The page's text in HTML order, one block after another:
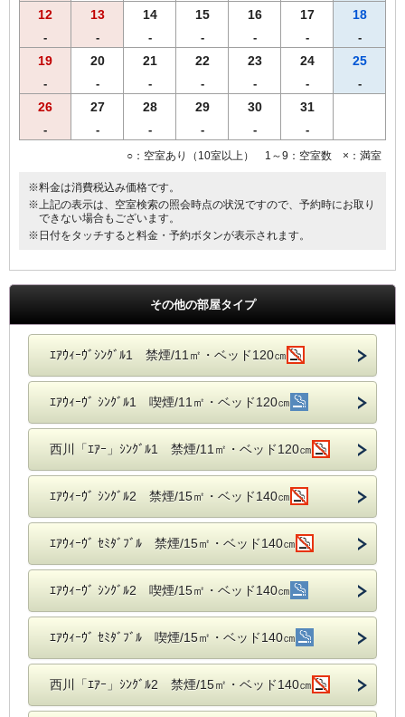
12
-
13
-
14
-
15
-
16
-
17
-
18
-
19
-
20
-
21
-
22
-
23
-
24
-
25
-
26
-
27
-
28
-
29
-
30
-
31
-
○：空室あり（10室以上） 1～9：空室数 ×：満室
※料金は消費税込み価格です。
※上記の表示は、空室検索の照会時点の状況ですので、予約時にお取り
できない場合もございます。
※日付をタッチすると料金・予約ボタンが表示されます。
その他の部屋タイプ
ｴｱｳｨｰｳﾞｼﾝｸﾞﾙ1 禁煙/11㎡・ベッド120㎝
ｴｱｳｨｰｳﾞ ｼﾝｸﾞﾙ1 喫煙/11㎡・ベッド120㎝
西川「ｴｱｰ」ｼﾝｸﾞﾙ1 禁煙/11㎡・ベッド120㎝
ｴｱｳｨｰｳﾞ ｼﾝｸﾞﾙ2 禁煙/15㎡・ベッド140㎝
ｴｱｳｨｰｳﾞ ｾﾐﾀﾞﾌﾞﾙ 禁煙/15㎡・ベッド140㎝
ｴｱｳｨｰｳﾞ ｼﾝｸﾞﾙ2 喫煙/15㎡・ベッド140㎝
ｴｱｳｨｰｳﾞ ｾﾐﾀﾞﾌﾞﾙ 喫煙/15㎡・ベッド140㎝
西川「ｴｱｰ」ｼﾝｸﾞﾙ2 禁煙/15㎡・ベッド140㎝